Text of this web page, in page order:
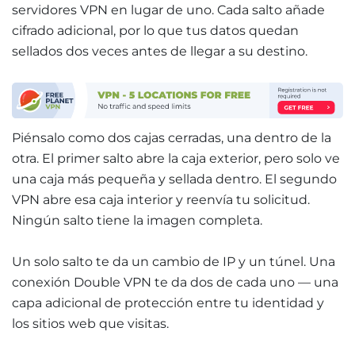
servidores VPN en lugar de uno. Cada salto añade
cifrado adicional, por lo que tus datos quedan
sellados dos veces antes de llegar a su destino.
Piénsalo como dos cajas cerradas, una dentro de la
otra. El primer salto abre la caja exterior, pero solo ve
una caja más pequeña y sellada dentro. El segundo
VPN abre esa caja interior y reenvía tu solicitud.
Ningún salto tiene la imagen completa.
Un solo salto te da un cambio de IP y un túnel. Una
conexión Double VPN te da dos de cada uno — una
capa adicional de protección entre tu identidad y
los sitios web que visitas.